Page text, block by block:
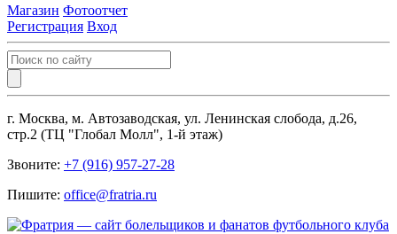
Магазин Фотоотчет
Регистрация Вход
г. Москва, м. Автозаводская, ул. Ленинская слобода, д.26,
стр.2 (ТЦ "Глобал Молл", 1-й этаж)
Звоните: +7 (916) 957-27-28
Пишите: office@fratria.ru